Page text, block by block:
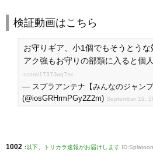
検証動画はこちら
お守りギア、小1個でもそうとう
アク強もお守りの部類に入ると個
r.com/1T37Jwq7sx
— スプラアンテナ【みんなのジャンプ
(@iosGRHrmPGy2Z2m) September 19,
1002 : 以下、トリカラ速報がお届けします